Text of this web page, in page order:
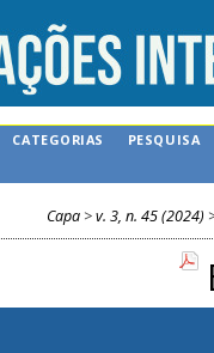
CATEGORIAS
PESQUISA
Capa>v. 3, n. 45 (2024)